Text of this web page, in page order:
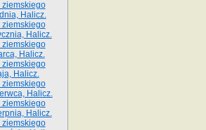
ziemskiego
Halicz.
ziemskiego
Halicz.
ziemskiego
Halicz.
ziemskiego
Halicz.
ziemskiego
Halicz.
ziemskiego
Halicz.
ziemskiego